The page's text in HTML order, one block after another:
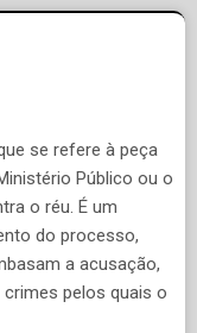
se refere à peça
Público ou o
o réu. É um
do processo,
a acusação,
pelos quais o